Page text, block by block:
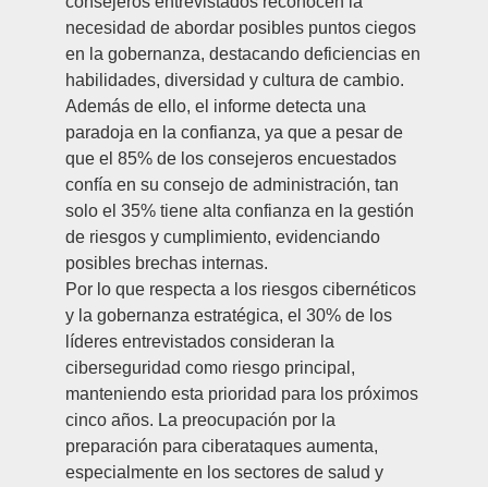
necesidad de abordar posibles puntos ciegos
en la gobernanza, destacando deficiencias en
habilidades, diversidad y cultura de cambio.
Además de ello, el informe detecta una
paradoja en la confianza, ya que a pesar de
que el 85% de los consejeros encuestados
confía en su consejo de administración, tan
solo el 35% tiene alta confianza en la gestión
de riesgos y cumplimiento, evidenciando
posibles brechas internas.
Por lo que respecta a los riesgos cibernéticos
y la gobernanza estratégica, el 30% de los
líderes entrevistados consideran la
ciberseguridad como riesgo principal,
manteniendo esta prioridad para los próximos
cinco años. La preocupación por la
preparación para ciberataques aumenta,
especialmente en los sectores de salud y